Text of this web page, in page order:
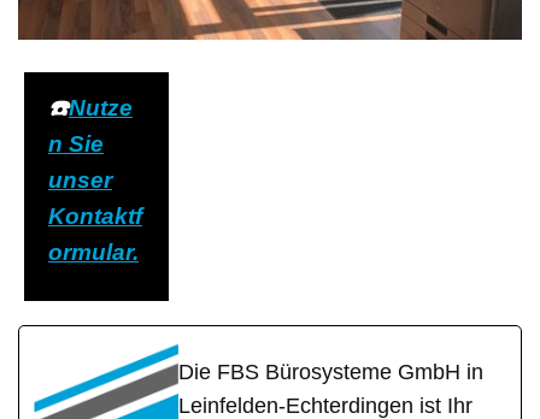
☎️Nutze
n Sie
unser
Kontaktf
ormular.
Die FBS Bürosysteme GmbH in
Leinfelden-Echterdingen ist Ihr